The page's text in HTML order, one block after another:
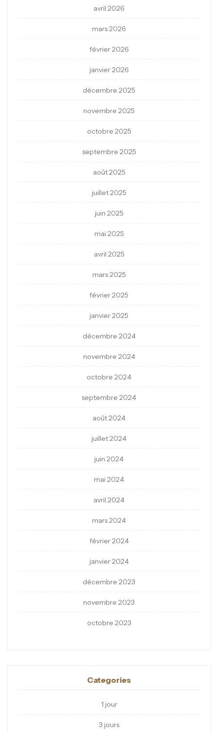
avril 2026
mars 2026
février 2026
janvier 2026
décembre 2025
novembre 2025
octobre 2025
septembre 2025
août 2025
juillet 2025
juin 2025
mai 2025
avril 2025
mars 2025
février 2025
janvier 2025
décembre 2024
novembre 2024
octobre 2024
septembre 2024
août 2024
juillet 2024
juin 2024
mai 2024
avril 2024
mars 2024
février 2024
janvier 2024
décembre 2023
novembre 2023
octobre 2023
Categories
1 jour
3 jours